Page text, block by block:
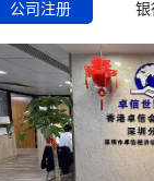
公司注册 银